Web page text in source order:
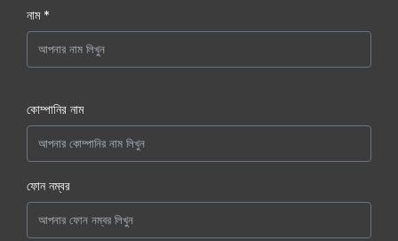
নাম *
কোম্পানির নাম
ফোন নম্বর